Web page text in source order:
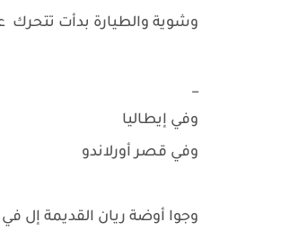
وشوية والطيارة بدأت تتحرك
_
وفي إيطاليا
وفي قصر أورلاندو
وجوا أوضة ريان القديمة إل في